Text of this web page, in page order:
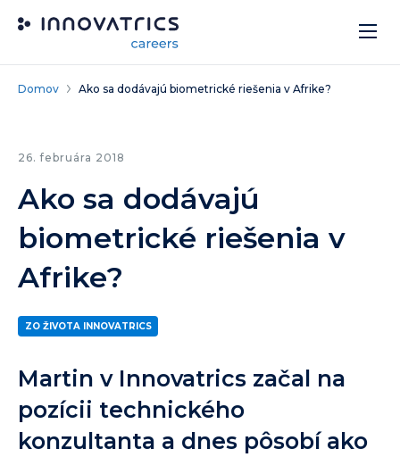
Domov Ako sa dodávajú biometrické riešenia v Afrike?
26. februára 2018
Ako sa dodávajú
biometrické riešenia v
Afrike?
ZO ŽIVOTA INNOVATRICS
Martin v Innovatrics začal na
pozícii technického
konzultanta a dnes pôsobí ako